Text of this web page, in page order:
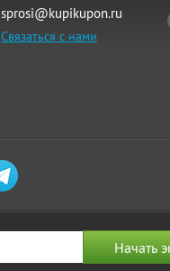
sprosi@kupikupon.ru
Связаться с нами